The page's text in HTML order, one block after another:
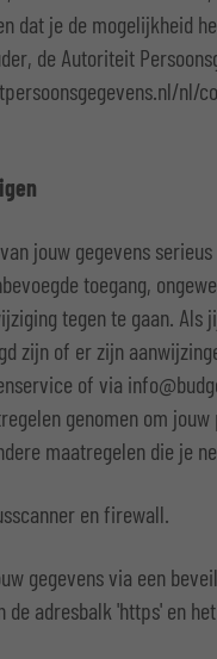
dat je de mogelijkheid
de Autoriteit
nl/
jouw gegevens
toegang,
tegen te gaan. Als
zijn of er zijn
of via
genomen om jouw
maatregelen die je
en firewall.
gegevens via een
adresbalk 'https' en